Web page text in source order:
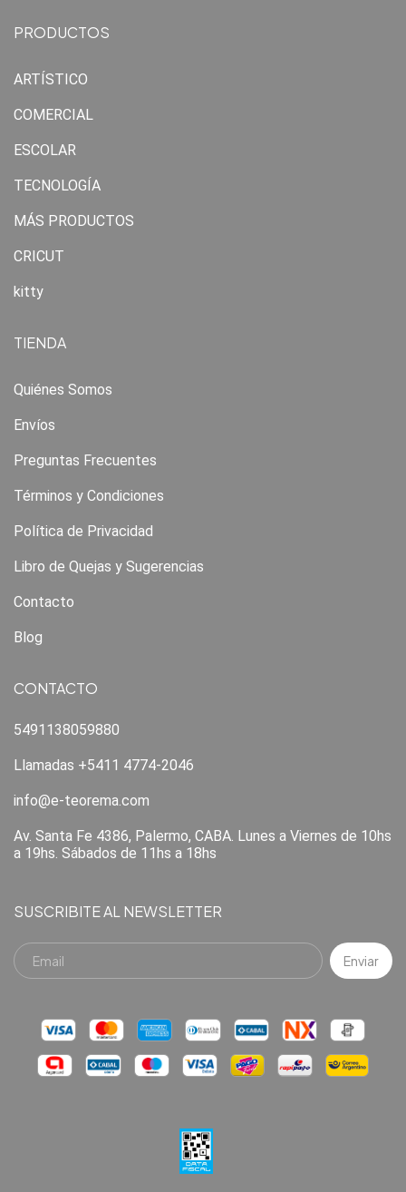
PRODUCTOS
ARTÍSTICO
COMERCIAL
ESCOLAR
TECNOLOGÍA
MÁS PRODUCTOS
CRICUT
kitty
TIENDA
Quiénes Somos
Envíos
Preguntas Frecuentes
Términos y Condiciones
Política de Privacidad
Libro de Quejas y Sugerencias
Contacto
Blog
CONTACTO
5491138059880
Llamadas +5411 4774-2046
info@e-teorema.com
Av. Santa Fe 4386, Palermo, CABA. Lunes a Viernes de 10hs
a 19hs. Sábados de 11hs a 18hs
SUSCRIBITE AL NEWSLETTER